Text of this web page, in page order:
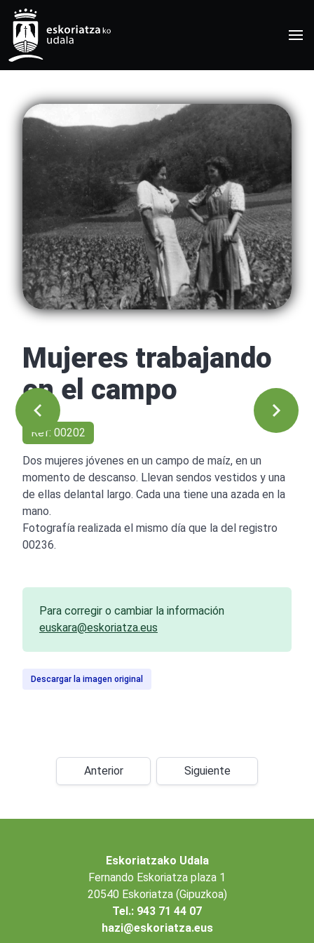
Mujeres trabajando
en el campo
Ref: 00202
Dos mujeres jóvenes en un campo de maíz, en un
momento de descanso. Llevan sendos vestidos y una
de ellas delantal largo. Cada una tiene una azada en la
mano.
Fotografía realizada el mismo día que la del registro
00236.
Para corregir o cambiar la información
euskara@eskoriatza.eus
Descargar la imagen original
Anterior Siguiente
Eskoriatzako Udala
Fernando Eskoriatza plaza 1
20540 Eskoriatza (Gipuzkoa)
Tel.: 943 71 44 07
hazi@eskoriatza.eus